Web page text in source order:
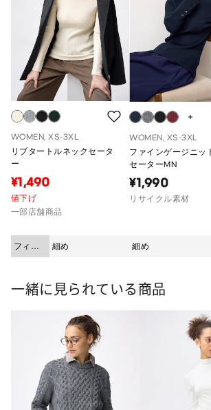
WOMEN, XS-3XL
リブタートルネックセータ
ー
¥1,490
値下げ
一部店舗商品
フィッ
ト
細め
WOMEN, XS-3XL
ファインゲージニッ
セーターMN
¥1,990
リサイクル素材
細め
一緒に見られている商品